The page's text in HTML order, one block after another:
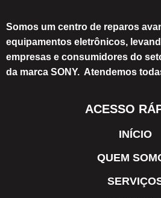
Somos um centro de reparos
equipamentos eletrônicos,
empresas e consumidores do
da marca SONY. Atendemos
ACESSO
INÍCIO
QUEM